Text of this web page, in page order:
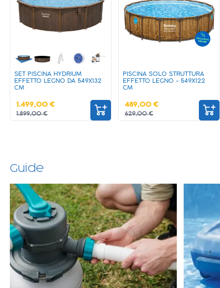
SET PISCINA HYDRIUM
EFFETTO LEGNO DA 549X132
CM
1.499,00 €
1.899,00 €
PISCINA SOLO STRUTTURA
EFFETTO LEGNO - 549X122
CM
489,00 €
629,00 €
Guide